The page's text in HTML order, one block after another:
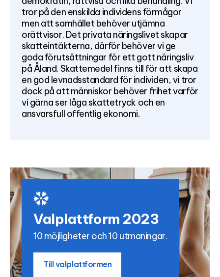
tror på den enskilda individens förmågor
men att samhället behöver utjämna
orättvisor. Det privata näringslivet skapar
skatteintäkterna, därför behöver vi ge
goda förutsättningar för ett gott näringsliv
på Åland. Skattemedel finns till för att skapa
en god levnadsstandard för individen, vi tror
dock på att människor behöver frihet varför
vi gärna ser låga skattetryck och en
ansvarsfull offentlig ekonomi.
Valplattform 2023
10 möjligheter och 10 utmaningar.
Till valplattformen